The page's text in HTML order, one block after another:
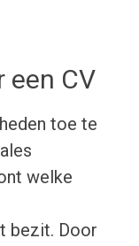
een CV
toe te
welke
bezit. Door